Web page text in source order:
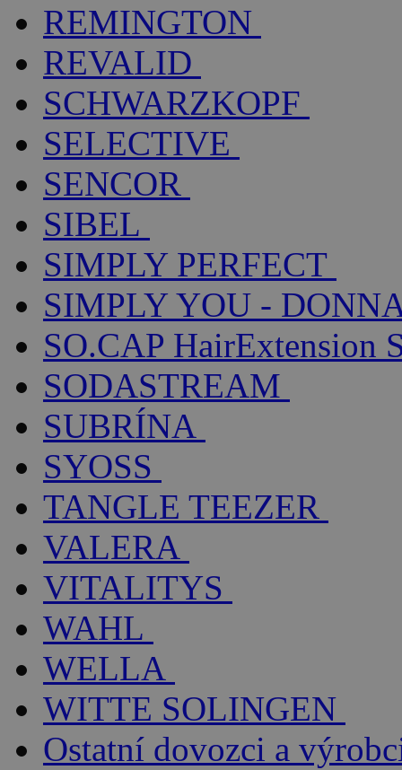
REMINGTON
REVALID
SCHWARZKOPF
SELECTIVE
SENCOR
SIBEL
SIMPLY PERFECT
SIMPLY YOU -
SO.CAP HairExtension
SODASTREAM
SUBRÍNA
SYOSS
TANGLE TEEZER
VALERA
VITALITYS
WAHL
WELLA
WITTE SOLINGEN
Ostatní dovozci a